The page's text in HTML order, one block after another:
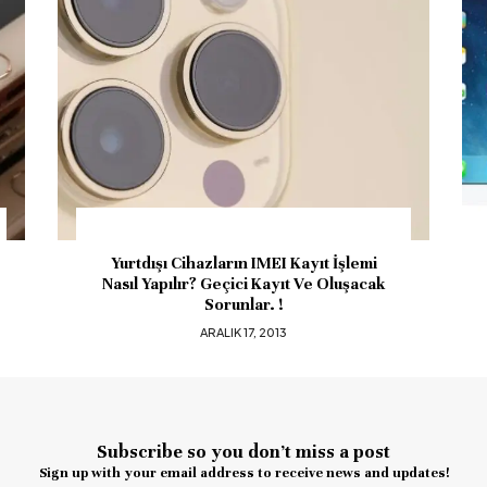
iOS 6.x Untethered Jailbreak Çıktı !
Evasi0n
ŞUBAT 5, 2013
Subscribe so you don’t miss a post
Sign up with your email address to receive news and updates!